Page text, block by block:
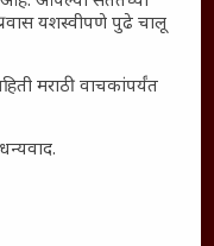
वैभवशाली इतिहासाचे
संवेदनशीलता : आजच्या
बदलण्याची शक्ती
यशस्वीपणे पुढे चालू
मराठी वाचकांपर्यंत